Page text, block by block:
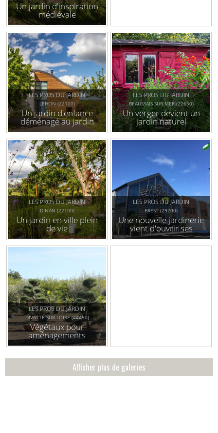
Un jardin d'inspiration
médiévale
LES PROS DU JARDIN
LEHON (22100)
Un jardin d'enfance
déménagé au jardin
familial
LES PROS DU JARDIN
BEAUSSAIS SUR MER (22650)
Un verger devient un
jardin naturel
LES PROS DU JARDIN
DINAN (22100)
Un jardin en ville plein
de vie
LES PROS DU JARDIN
BREST (29200)
Une nouvelle jardinerie
vient d'ouvrir ses
portes à brest
kergaradec, zone de
LES PROS DU JARDIN
DIVATTE SUR LOIRE (44450)
Végétaux pour
aménagements
extérieurs (jardins, bacs
Afficher plus de galeries